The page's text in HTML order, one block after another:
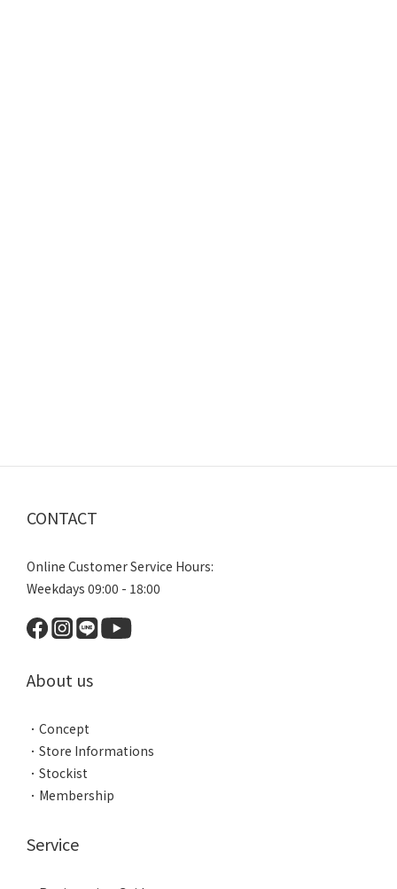
CONTACT
Online Customer Service Hours:
Weekdays 09:00 - 18:00
About us
． Concept
． Store Informations
． Stockist
． Membership
Service